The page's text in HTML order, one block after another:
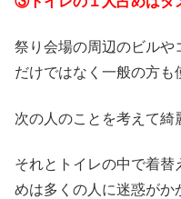
祭り会場の周辺のビルや
だけではなく一般の方も
次の人のことを考えて綺
それとトイレの中で着替
めは多くの人に迷惑がか